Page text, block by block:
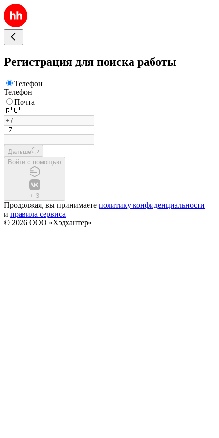
Регистрация для поиска работы
Телефон
Телефон
Почта
🇷🇺
+7
Дальше
Войти с помощью
+ 3
Продолжая, вы принимаете политику конфиденциальности
и правила сервиса
© 2026 ООО «Хэдхантер»